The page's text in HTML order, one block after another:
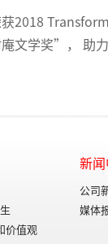
2018
文学奖”， 助
价值观
新
公司
媒体